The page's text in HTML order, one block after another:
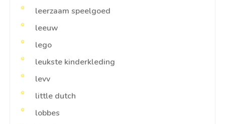
leerzaam speelgoed
leeuw
lego
leukste kinderkleding
levv
little dutch
lobbes